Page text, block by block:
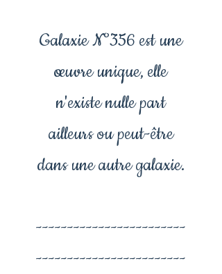
Galaxie N°356 est une
œuvre unique, elle
n'existe nulle part
ailleurs ou peut-être
dans une autre galaxie.
------------------------
------------------------